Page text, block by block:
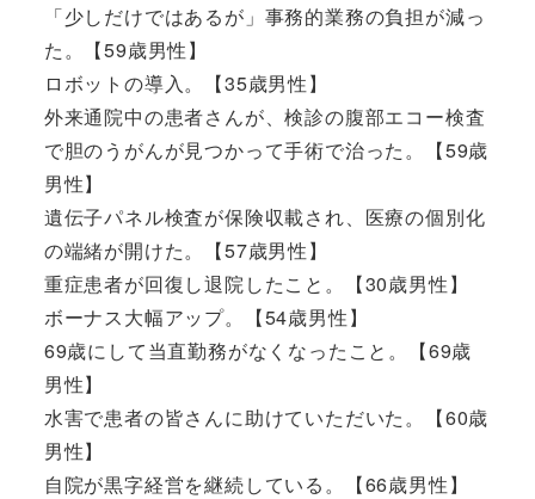
「少しだけではあるが」事務的業務の負担が減っ
た。【59歳男性】
ロボットの導入。【35歳男性】
外来通院中の患者さんが、検診の腹部エコー検査
で胆のうがんが見つかって手術で治った。【59歳
男性】
遺伝子パネル検査が保険収載され、医療の個別化
の端緒が開けた。【57歳男性】
重症患者が回復し退院したこと。【30歳男性】
ボーナス大幅アップ。【54歳男性】
69歳にして当直勤務がなくなったこと。【69歳
男性】
水害で患者の皆さんに助けていただいた。【60歳
男性】
自院が黒字経営を継続している。【66歳男性】